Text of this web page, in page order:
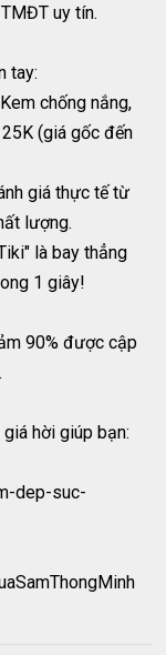
uy tín.
tay:
chống nắng,
(giá gốc đến
giá thực tế từ
lượng.
là bay thẳng
1 giây!
90% được cập
hời giúp bạn:
dep-suc-